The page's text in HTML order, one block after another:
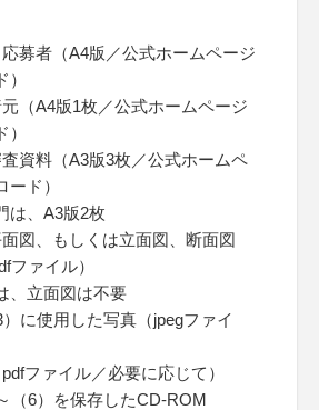
応募者（A4版／公式ホームページ
元（A4版1枚／公式ホームページ
査資料（A3版3枚／公式ホームペ
ド）
は、A3版2枚
面図、もしくは立面図、断面図
ファイル）
、立面図は不要
）に使用した写真（jpegファイ
ファイル／必要に応じて）
（6）を保存したCD-ROM